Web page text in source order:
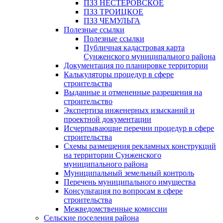
ПЗЗ НЕСТЕРОВСКОЕ
ПЗЗ ТРОИЦКОЕ
ПЗЗ ЧЕМУЛЬГА
Полезные ссылки
Полезные ссылки
Публичная кадастровая карта
Сунженского муниципального района
Документация по планировке территории
Калькуляторы процедур в сфере
строительства
Выданные и отмененные разрешения на
строительство
Экспертиза инженерных изысканий и
проектной документации
Исчерпывающие перечни процедур в сфере
строительства
Схемы размещения рекламных конструкций
на территории Сунженского
муниципального района
Муниципальный земельный контроль
Перечень муниципального имущества
Консультация по вопросам в сфере
строительства
Межведомственные комиссии
Сельские поселения района